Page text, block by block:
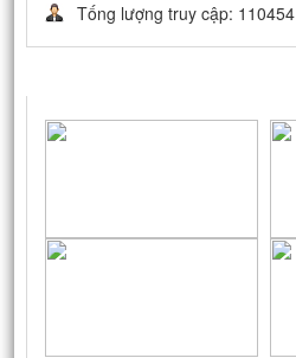
Tống lượng truy cập: 110454